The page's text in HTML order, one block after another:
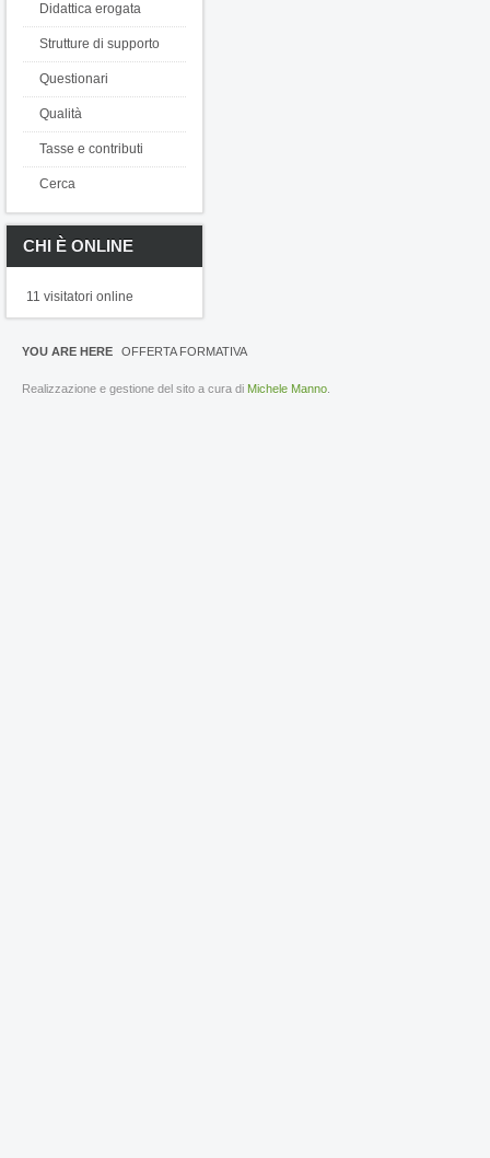
Didattica erogata
Strutture di supporto
Questionari
Qualità
Tasse e contributi
Cerca
CHI È ONLINE
11 visitatori online
YOU ARE HERE OFFERTA FORMATIVA
Realizzazione e gestione del sito a cura di Michele Manno